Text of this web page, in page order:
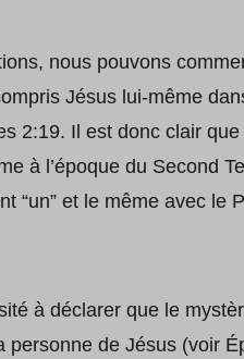
nous pouvons
Jésus lui-même
2:19. Il est donc clair
à l’époque du Second
“un” et le même avec le
à déclarer que le
personne de Jésus (voir